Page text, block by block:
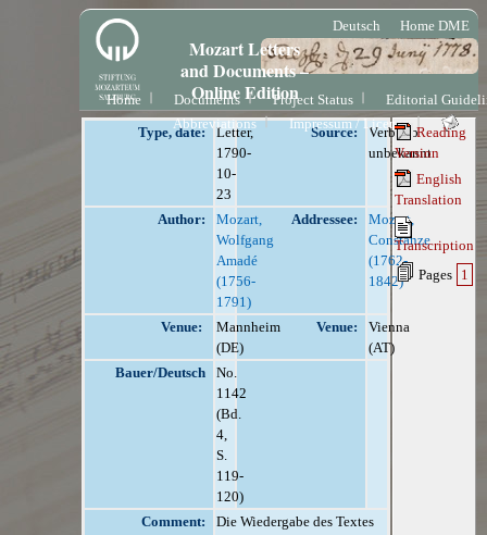
Deutsch Home DME
Mozart Letters
and Documents –
Online Edition
Home Documents Project Status
Editorial
Abbreviations
Impressum / License
Type, date:
Letter,
1790-
10-
23
Source:
Verbleib
unbekannt
Author:
Mozart,
Wolfgang
Amadé
(1756-
1791)
Addressee:
Mozart,
Constanze
(1762-
1842)
Venue:
Mannheim
(DE)
Venue:
Vienna
(AT)
Bauer/Deutsch
No.
1142
(Bd.
4,
S.
119-
120)
Comment:
Die Wiedergabe des Textes
Reading
Version
English
Translation
Transcription
Pages 1